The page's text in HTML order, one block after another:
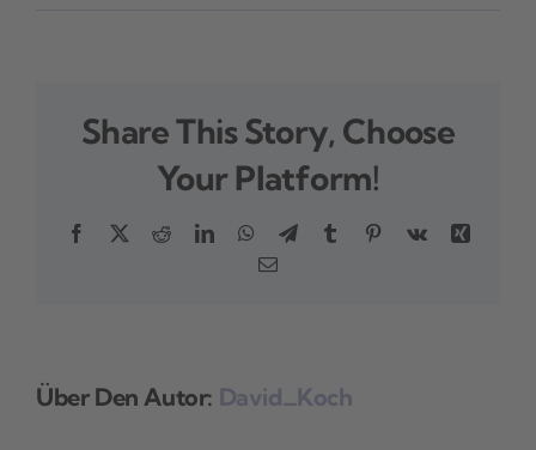
Share This Story, Choose
Your Platform!
Facebook
X RedditLinkedInWhatsApp
TelegramTumblr PinterestVk
E-
Über Den Autor: David_Koch